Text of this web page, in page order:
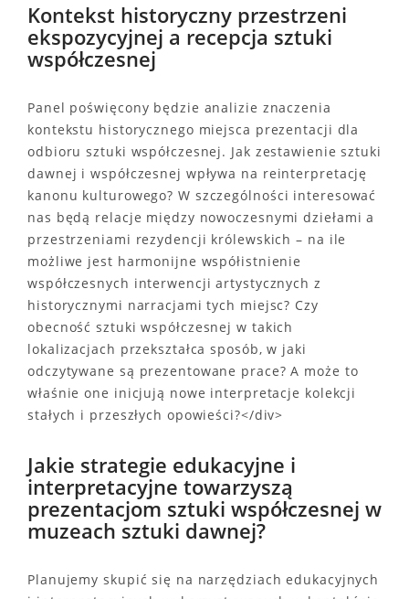
Kontekst historyczny przestrzeni
ekspozycyjnej a recepcja sztuki
współczesnej
Panel poświęcony będzie analizie znaczenia
kontekstu historycznego miejsca prezentacji dla
odbioru sztuki współczesnej. Jak zestawienie sztuki
dawnej i współczesnej wpływa na reinterpretację
kanonu kulturowego? W szczególności interesować
nas będą relacje między nowoczesnymi dziełami a
przestrzeniami rezydencji królewskich – na ile
możliwe jest harmonijne współistnienie
współczesnych interwencji artystycznych z
historycznymi narracjami tych miejsc? Czy
obecność sztuki współczesnej w takich
lokalizacjach przekształca sposób, w jaki
odczytywane są prezentowane prace? A może to
właśnie one inicjują nowe interpretacje kolekcji
stałych i przeszłych opowieści?</div>
Jakie strategie edukacyjne i
interpretacyjne towarzyszą
prezentacjom sztuki współczesnej w
muzeach sztuki dawnej?
Planujemy skupić się na narzędziach edukacyjnych